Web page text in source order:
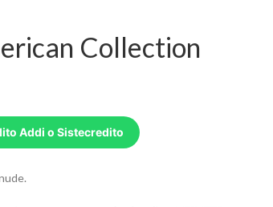
Collection
Addi o Sistecredito